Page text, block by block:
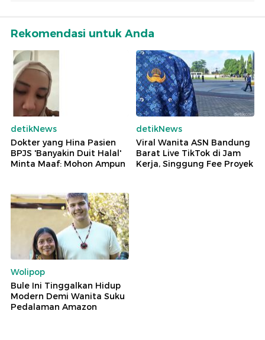
Rekomendasi untuk Anda
detikNews
Dokter yang Hina Pasien
BPJS 'Banyakin Duit Halal'
Minta Maaf: Mohon Ampun
detikNews
Viral Wanita ASN Bandung
Barat Live TikTok di Jam
Kerja, Singgung Fee Proyek
Wolipop
Bule Ini Tinggalkan Hidup
Modern Demi Wanita Suku
Pedalaman Amazon